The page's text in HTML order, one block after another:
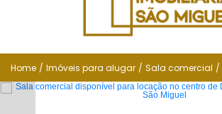
Financiamento
Negocie seu imóvel
Home / Imóveis para alugar / Sala comercial /